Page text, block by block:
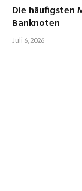
Die häufigsten
Banknoten
Juli 6, 2026